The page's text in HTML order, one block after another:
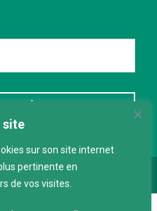
site
sur son site internet
pertinente en
de vos visites.